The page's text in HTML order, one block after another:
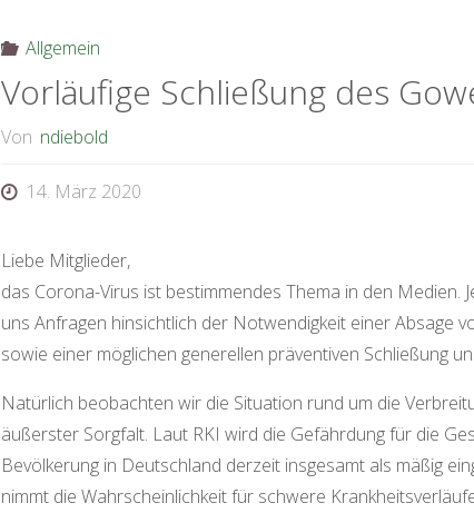
Allgemein
Vorläufige Schließung des
Von ndiebold
14. März 2020
Liebe Mitglieder,
das Corona-Virus ist bestimmendes Thema in den Medien.
uns Anfragen hinsichtlich der Notwendigkeit einer Absage
sowie einer möglichen generellen präventiven Schließung
Natürlich beobachten wir die Situation rund um die
äußerster Sorgfalt. Laut RKI wird die Gefährdung für die
Bevölkerung in Deutschland derzeit insgesamt als mäßig
nimmt die Wahrscheinlichkeit für schwere